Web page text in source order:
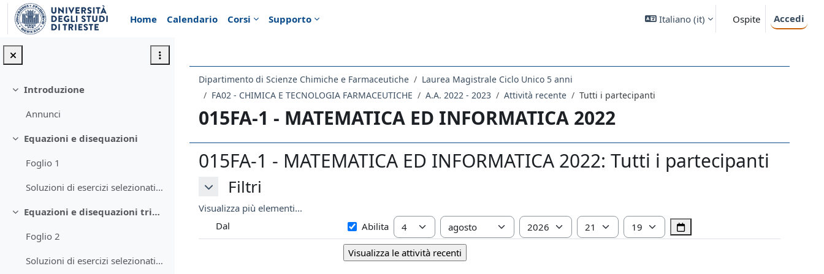
Vai al contenuto principale
Home
Calendario Corsi Supporto Italiano ‎(it)‎ Ospite Accedi
Minimizza
Introduzione
Annunci
Minimizza
Equazioni e disequazioni
Foglio 1
Soluzioni di esercizi selezionati del Foglio 1
Minimizza
Equazioni e disequazioni trigonometriche
Foglio 2
Soluzioni di esercizi selezionati del Foglio 2
Dipartimento di Scienze Chimiche e Farmaceutiche
Laurea Magistrale Ciclo Unico 5 anni
FA02 - CHIMICA E TECNOLOGIA FARMACEUTICHE
A.A. 2022 - 2023 Attività recente Tutti i partecipanti
015FA-1 - MATEMATICA ED INFORMATICA 2022
015FA-1 - MATEMATICA ED INFORMATICA 2022: Tutti i partecipanti
Filtri
Filtri Filtri
Visualizza più elementi...
Dal
DalAbilita Giorno Mese Anno Ora Minuto